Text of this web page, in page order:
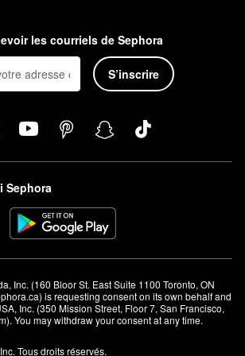
les courriels de Sephora
S’inscrire
Sephora
Inc. (160 Bloor St. East Suite 1100 Toronto, ON
is requesting consent on its own behalf and
Inc. (350 Mission Street, Floor 7, San Francisco,
You may withdraw your consent at any time.
Tous droits réservés.